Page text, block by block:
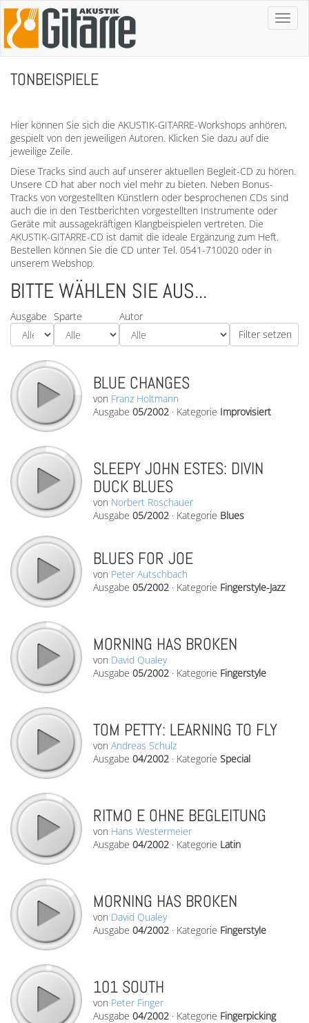
Toggle
TONBEISPIELE
Hier können Sie sich die AKUSTIK-GITARRE-Workshops anhören,
gespielt von den jeweiligen Autoren. Klicken Sie dazu auf die
jeweilige Zeile.
Diese Tracks sind auch auf unserer aktuellen Begleit-CD zu hören.
Unsere CD hat aber noch viel mehr zu bieten. Neben Bonus-
Tracks von vorgestellten Künstlern oder besprochenen CDs sind
auch die in den Testberichten vorgestellten Instrumente oder
Geräte mit aussagekräftigen Klangbeispielen vertreten. Die
AKUSTIK-GITARRE-CD ist damit die ideale Ergänzung zum Heft.
Bestellen können Sie die CD unter Tel. 0541-710020 oder in
unserem Webshop.
BITTE WÄHLEN SIE AUS...
Ausgabe Sparte Autor
BLUE CHANGES
von Franz Holtmann
Ausgabe 05/2002 · Kategorie Improvisiert
SLEEPY JOHN ESTES: DIVIN
DUCK BLUES
von Norbert Roschauer
Ausgabe 05/2002 · Kategorie Blues
BLUES FOR JOE
von Peter Autschbach
Ausgabe 05/2002 · Kategorie Fingerstyle-Jazz
MORNING HAS BROKEN
von David Qualey
Ausgabe 05/2002 · Kategorie Fingerstyle
TOM PETTY: LEARNING TO FLY
von Andreas Schulz
Ausgabe 04/2002 · Kategorie Special
RITMO E OHNE BEGLEITUNG
von Hans Westermeier
Ausgabe 04/2002 · Kategorie Latin
MORNING HAS BROKEN
von David Qualey
Ausgabe 04/2002 · Kategorie Fingerstyle
101 SOUTH
von Peter Finger
Ausgabe 04/2002 · Kategorie Fingerpicking